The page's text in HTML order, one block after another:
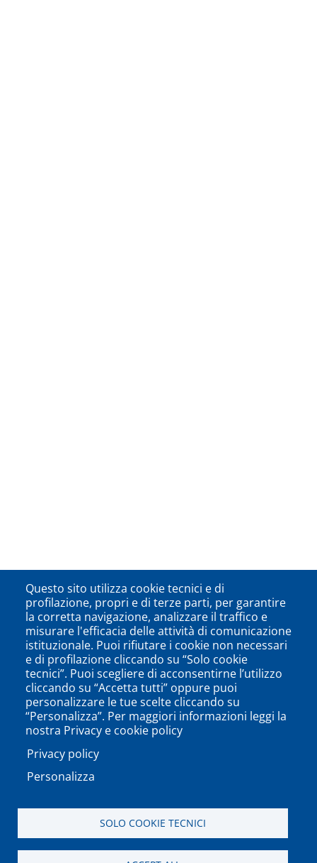
Questo sito utilizza cookie tecnici e di
profilazione, propri e di terze parti, per garantire
la corretta navigazione, analizzare il traffico e
misurare l'efficacia delle attività di comunicazione
istituzionale. Puoi rifiutare i cookie non necessari
e di profilazione cliccando su “Solo cookie
tecnici”. Puoi scegliere di acconsentirne l’utilizzo
cliccando su “Accetta tutti” oppure puoi
personalizzare le tue scelte cliccando su
“Personalizza”. Per maggiori informazioni leggi la
nostra Privacy e cookie policy
Privacy policy
Personalizza
SOLO COOKIE TECNICI